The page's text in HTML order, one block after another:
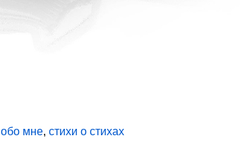
обо мне, стихи о стихах